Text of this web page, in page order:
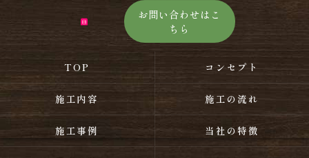
お問い合わせはこ
ちら
TOP コンセプト
施工内容 施工の流れ
施工事例 当社の特徴